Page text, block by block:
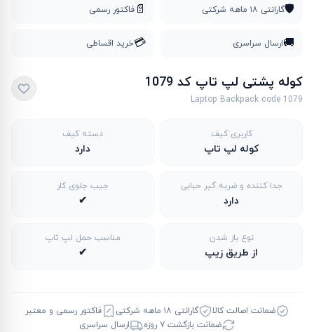
🛡️گارانتی ۱۸ ماهه شرکتی 📄 فاکتور رسمی
🚚ارسال سراسری 💳خرید اقساطی
کوله پشتی لپ تاپ کد 1079
Laptop Backpack code 1079
کاربری کیف
کوله لپ تاپ
دسته کیف
دارد
جدا کننده و ضربه گیر حبابی
دارد
جیب جلوی کار
✔
نوع باز شدن
از طریق زیپ
مناسب حمل لپ تاپ
✔
ضمانت اصالت کالا گارانتی ۱۸ ماهه شرکتی
فاکتور رسمی و معتبر
ضمانت بازگشت ۷ روزه
ارسال سراسری